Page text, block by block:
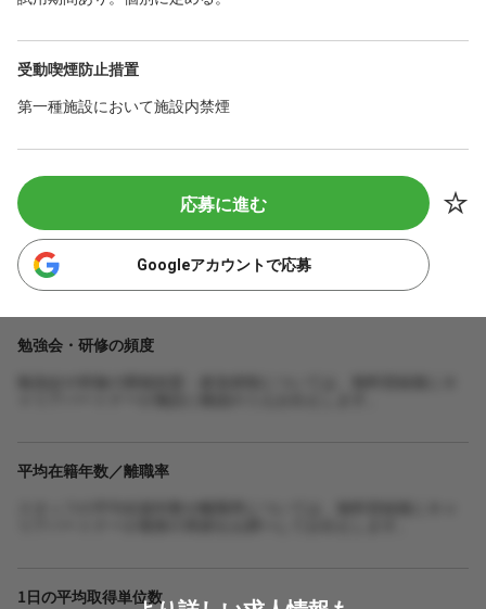
受動喫煙防止措置
第一種施設において施設内禁煙
応募に進む
Googleアカウントで応募
勉強会・研修の頻度
平均在籍年数／離職率
1日の平均取得単位数